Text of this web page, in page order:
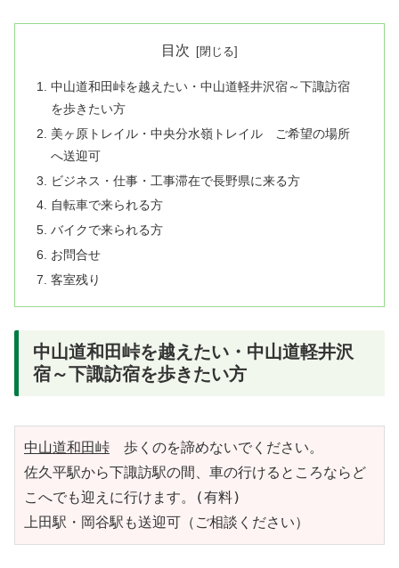
目次
中山道和田峠を越えたい・中山道軽井沢宿～下諏訪宿
を歩きたい方
美ヶ原トレイル・中央分水嶺トレイル ご希望の場所
へ送迎可
ビジネス・仕事・工事滞在で長野県に来る方
自転車で来られる方
バイクで来られる方
お問合せ
客室残り
中山道和田峠を越えたい・中山道軽井沢
宿～下諏訪宿を歩きたい方
中山道和田峠 歩くのを諦めないでください。
佐久平駅から下諏訪駅の間、車の行けるところならど
こへでも迎えに行けます。(有料)
上田駅・岡谷駅も送迎可（ご相談ください）